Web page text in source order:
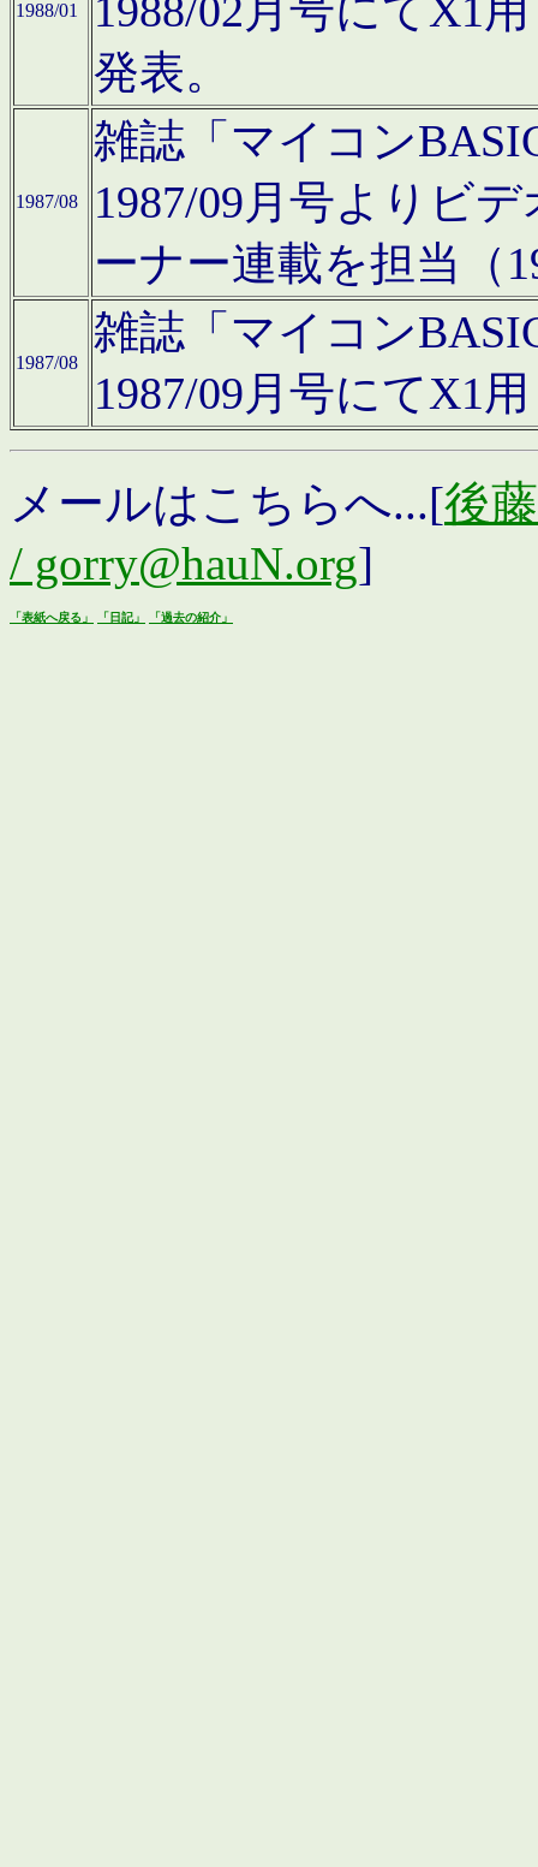
1988/01
1988/02月号にてX1
発表。
1987/08
雑誌「マイコン
1987/09月号よりビ
ーナー連載を担当（
1987/08
雑誌「マイコン
1987/09月号にてX1
メールはこちらへ...[後
/ gorry@hauN.org]
「表紙へ戻る」 「日記」 「過去の紹介」